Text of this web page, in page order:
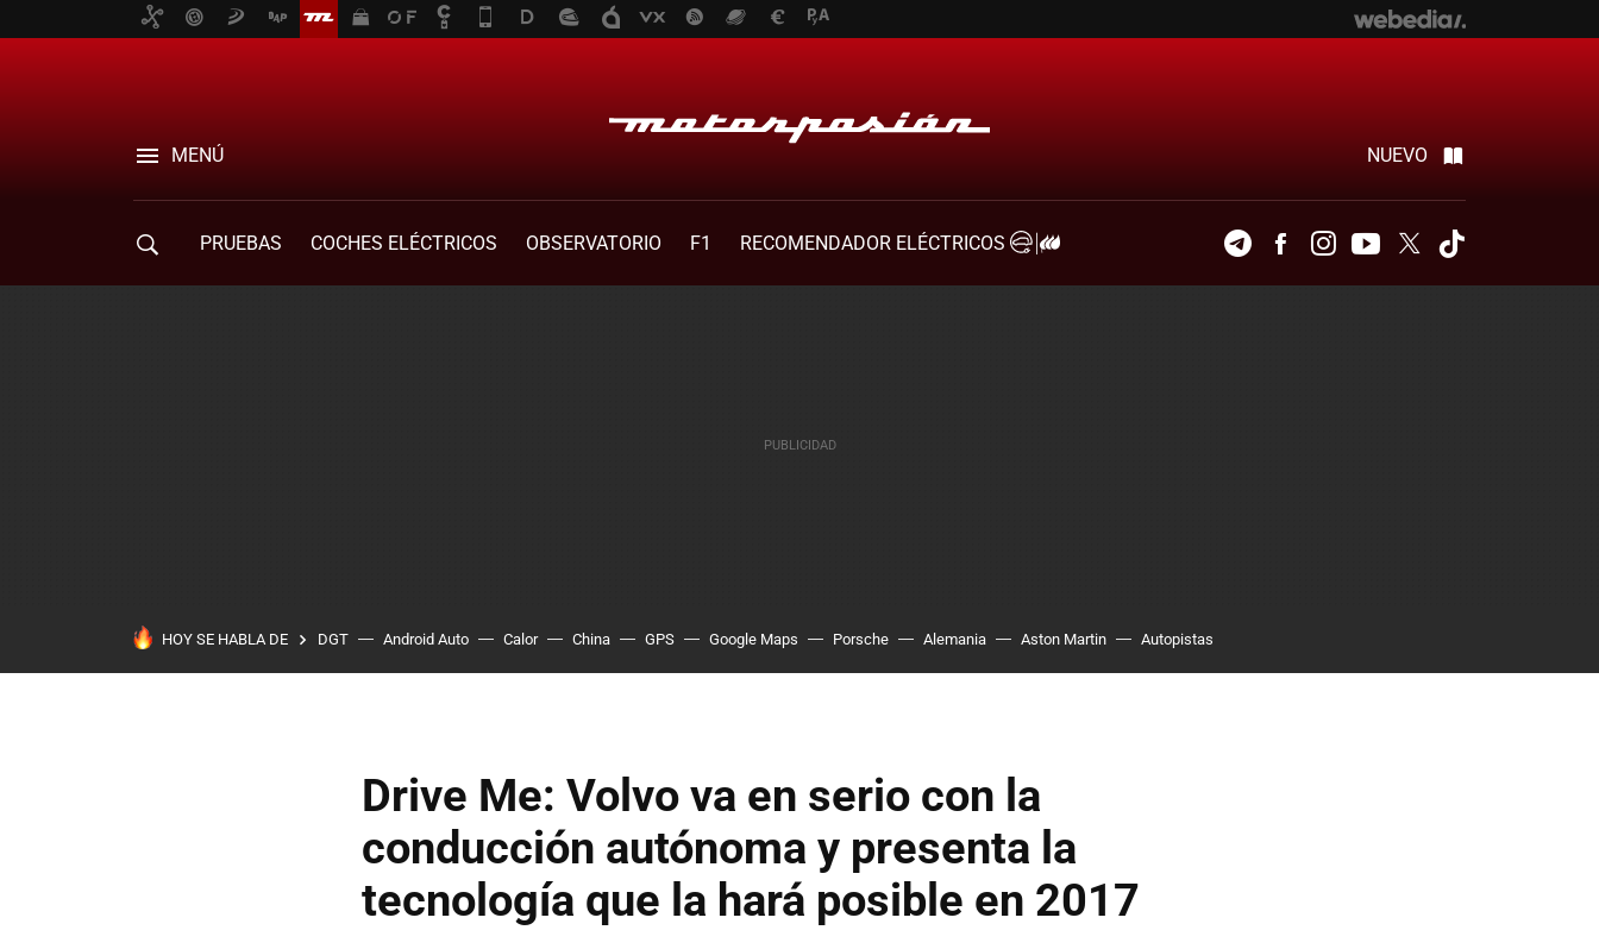
MENÚ NUEVO
PRUEBAS COCHES ELÉCTRICOS OBSERVATORIO F1
RECOMENDADOR ELÉCTRICOS
TelegramFacebookInstagramYoutubeTwitter
HOY SE HABLA DE DGT Android Auto Calor China GPS Google Maps Porsche Alemania Aston Martin Autopistas
Drive Me: Volvo va en serio con la
conducción autónoma y presenta la
tecnología que la hará posible en 2017